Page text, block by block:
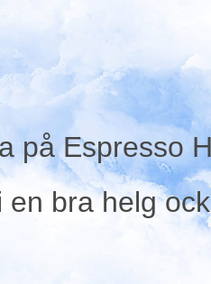
på Espresso
en bra helg